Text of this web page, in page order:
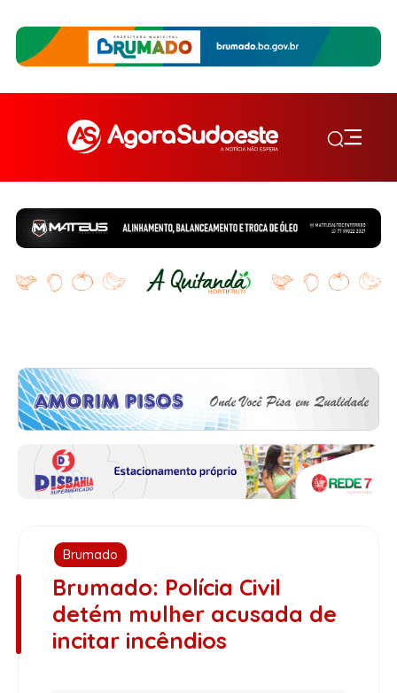
Brumado
Brumado: Polícia Civil
detém mulher acusada de
incitar incêndios